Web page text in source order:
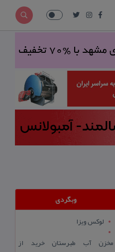
وبگردی
لوکس ویزا
مخزن آب طبرستان خرید از